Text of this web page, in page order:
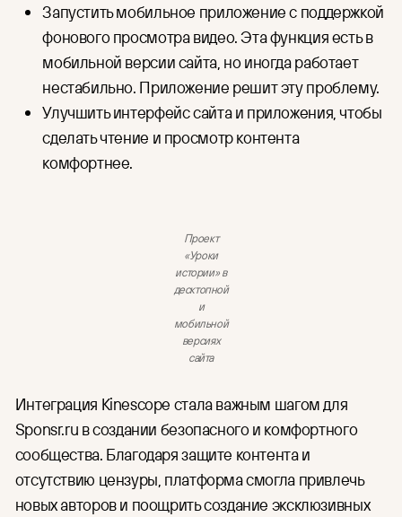
Запустить мобильное приложение с поддержкой
фонового просмотра видео. Эта функция есть в
мобильной версии сайта, но иногда работает
нестабильно. Приложение решит эту проблему.
Улучшить интерфейс сайта и приложения, чтобы
сделать чтение и просмотр контента
комфортнее.
Проект
«Уроки
истории» в
десктопной
и
мобильной
версиях
сайта
Интеграция Kinescope стала важным шагом для
Sponsr.ru в создании безопасного и комфортного
сообщества. Благодаря защите контента и
отсутствию цензуры, платформа смогла привлечь
новых авторов и поощрить создание эксклюзивных